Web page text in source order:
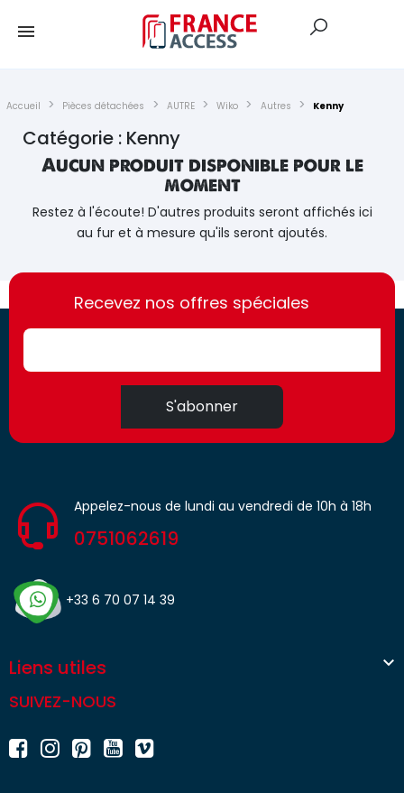
Accueil Pièces détachées AUTRE Wiko Autres Kenny
Catégorie : Kenny
Aucun produit disponible pour le
moment
Restez à l'écoute! D'autres produits seront affichés ici
au fur et à mesure qu'ils seront ajoutés.
https://france-
access.fr
https://france-
access.fr
Recevez nos offres spéciales
S'abonner
Appelez-nous de lundi au vendredi de 10h à 18h
0751062619
+33 6 70 07 14 39
Liens utiles 
SUIVEZ-NOUS